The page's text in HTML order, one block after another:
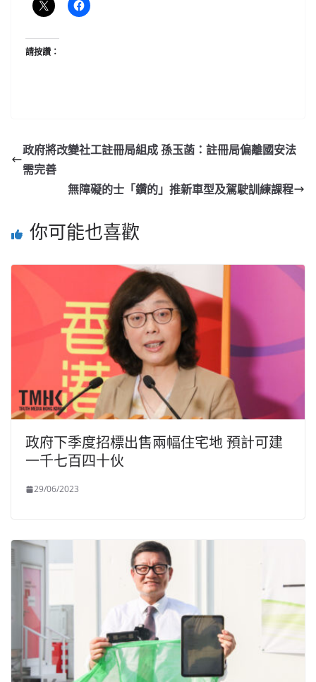
請按讚：
政府將改變社工註冊局組成 孫玉菡：註冊局偏離國安法
需完善
無障礙的士「鑽的」推新車型及駕駛訓練課程
你可能也喜歡
政府下季度招標出售兩幅住宅地 預計可建
一千七百四十伙
29/06/2023